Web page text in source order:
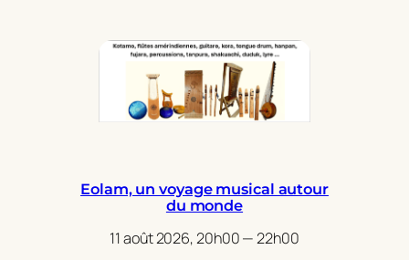
Eolam, un voyage musical autour
du monde
11 août 2026, 20h00 — 22h00